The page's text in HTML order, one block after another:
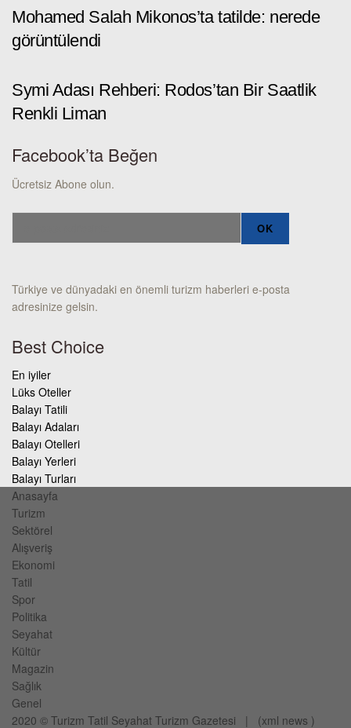
Mohamed Salah Mikonos’ta tatilde: nerede
görüntülendi
Symi Adası Rehberi: Rodos’tan Bir Saatlik
Renkli Liman
Facebook’ta Beğen
Ücretsiz Abone olun.
Türkiye ve dünyadaki en önemli turizm haberleri e-posta
adresinize gelsin.
Best Choice
En iyiler
Lüks Oteller
Balayı Tatili
Balayı Adaları
Balayı Otelleri
Balayı Yerleri
Balayı Turları
Anasayfa
Turizm
Sektörel
Alışveriş
Ekonomi
Tatil
Spor
Politika
Seyahat
Kültür
Magazin
Sağlık
Genel
2020 © Turizm Tatil Seyahat Turizm Gazetesi | (xml news )